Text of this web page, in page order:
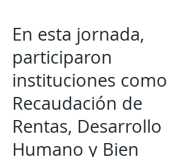
En esta jornada,
participaron
instituciones como
Recaudación de
Rentas, Desarrollo
Humano y Bien